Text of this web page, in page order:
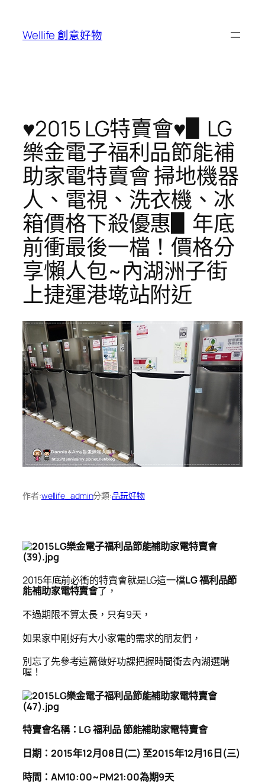
Wellife 創意好物
♥2015 LG特賣會♥▋LG
樂金電子福利品節能補
助家電特賣會 掃地機器
人、電視、洗衣機、冰
箱價格下殺優惠▋年底
前衝最後一檔！價格分
享懶人包~內湖洲子街
上捷運港墘站附近
作者:wellife_admin分類:品玩好物
2015年底前必衝的特賣會就是LG這一檔LG福利品節
能補助家電特賣會了，
不過期限不算太長，只有9天，
如果家中剛好有大小家電的需求的朋友們，
別忘了先參考這篇做好功課把握時間衝去內湖選購
喔！
特賣會名稱：LG 福利品 節能補助家電特賣會
日期：2015年12月08日(二) 至2015年12月16日(三)
時間：AM10:00~PM21:00為期9天